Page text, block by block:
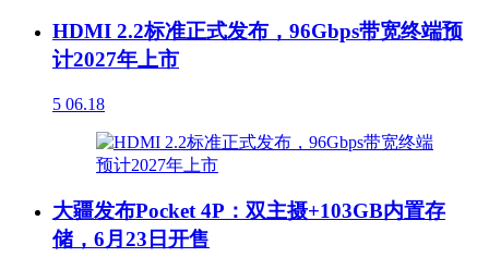
HDMI 2.2标准正式发布，96Gbps带宽终端预
计2027年上市
5 06.18
大疆发布Pocket 4P：双主摄+103GB内置存
储，6月23日开售